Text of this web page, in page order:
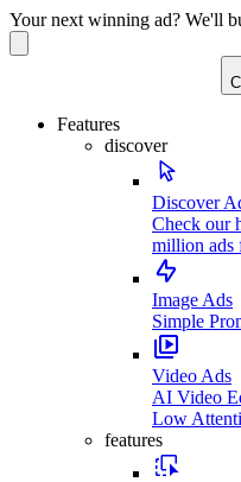
Your next winning ad? We'll
Features
discover
Discover
Check our
million ads
Image Ads
Simple
Video Ads
AI Video
Low
features